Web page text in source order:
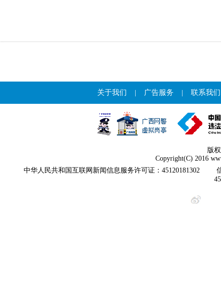
关于我们 | 广告服务 | 联系我们
版
Copyright(C) 2016
中华人民共和国互联网新闻信息服务许可证：45120181302